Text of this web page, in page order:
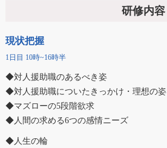
研修内容
現状把握
1日目 10時~16時半
◆対人援助職のあるべき姿
◆対人援助職についたきっかけ・理想の姿
◆マズローの5段階欲求
◆人間の求める6つの感情ニーズ
◆人生の輪